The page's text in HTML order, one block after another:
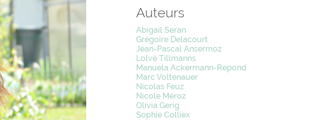
Auteurs
Abigail Seran
Grégoire Delacourt
Jean-Pascal Ansermoz
Lolvé Tillmanns
Manuela Ackermann-Repond
Marc Voltenauer
Nicolas Feuz
Nicole Méroz
Olivia Gerig
Sophie Colliex